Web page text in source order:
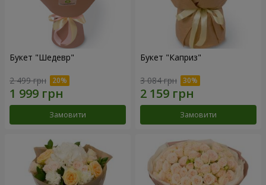
Букет "Шедевр"
2 499 грн
Замовити
Букет "Каприз"
3 084 грн
Замовити